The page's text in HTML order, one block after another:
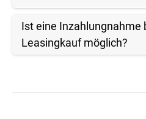
Ist eine Inzahlungnahme
Leasingkauf möglich?